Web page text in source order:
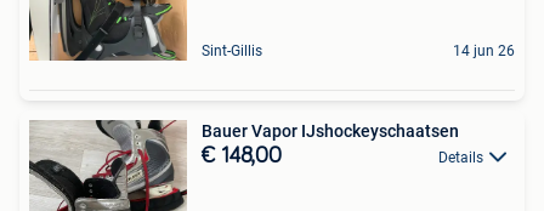
Sint-Gillis 14 jun 26
Bauer Vapor IJshockeyschaatsen
€ 148,00 Details